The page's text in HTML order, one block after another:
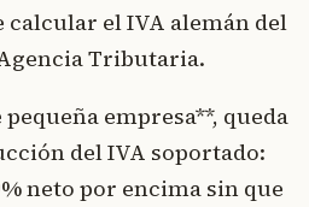
calcular el IVA alemán del
Tributaria.
empresa**, queda
del IVA soportado:
neto por encima sin que